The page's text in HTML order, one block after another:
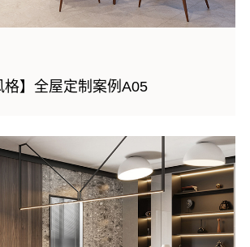
格】全屋定制案例A05